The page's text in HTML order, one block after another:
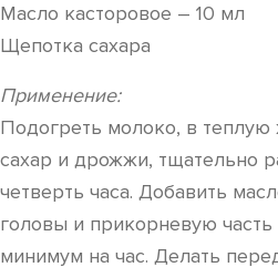
Масло касторовое – 10 мл
Щепотка сахара
Применение:
Подогреть молоко, в теплую
сахар и дрожжи, тщательно
четверть часа. Добавить
головы и прикорневую часть
минимум на час. Делать